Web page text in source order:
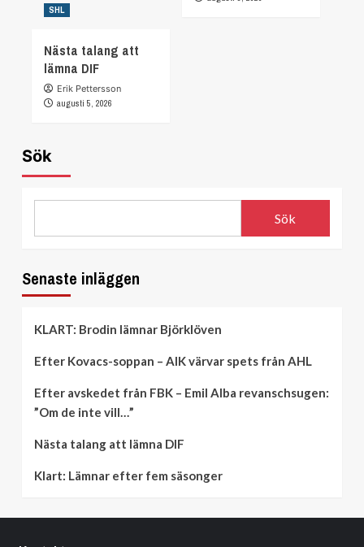
SHL
Nästa talang att
lämna DIF
Erik Pettersson
augusti 5, 2026
Sök
Sök
Senaste inläggen
KLART: Brodin lämnar Björklöven
Efter Kovacs-soppan – AIK värvar spets från AHL
Efter avskedet från FBK – Emil Alba revanschsugen:
”Om de inte vill…”
Nästa talang att lämna DIF
Klart: Lämnar efter fem säsonger